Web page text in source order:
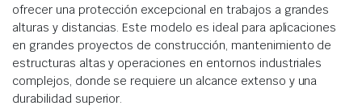
ofrecer una protección excepcional en trabajos a grandes
alturas y distancias. Este modelo es ideal para aplicaciones
en grandes proyectos de construcción, mantenimiento de
estructuras altas y operaciones en entornos industriales
complejos, donde se requiere un alcance extenso y una
durabilidad superior.